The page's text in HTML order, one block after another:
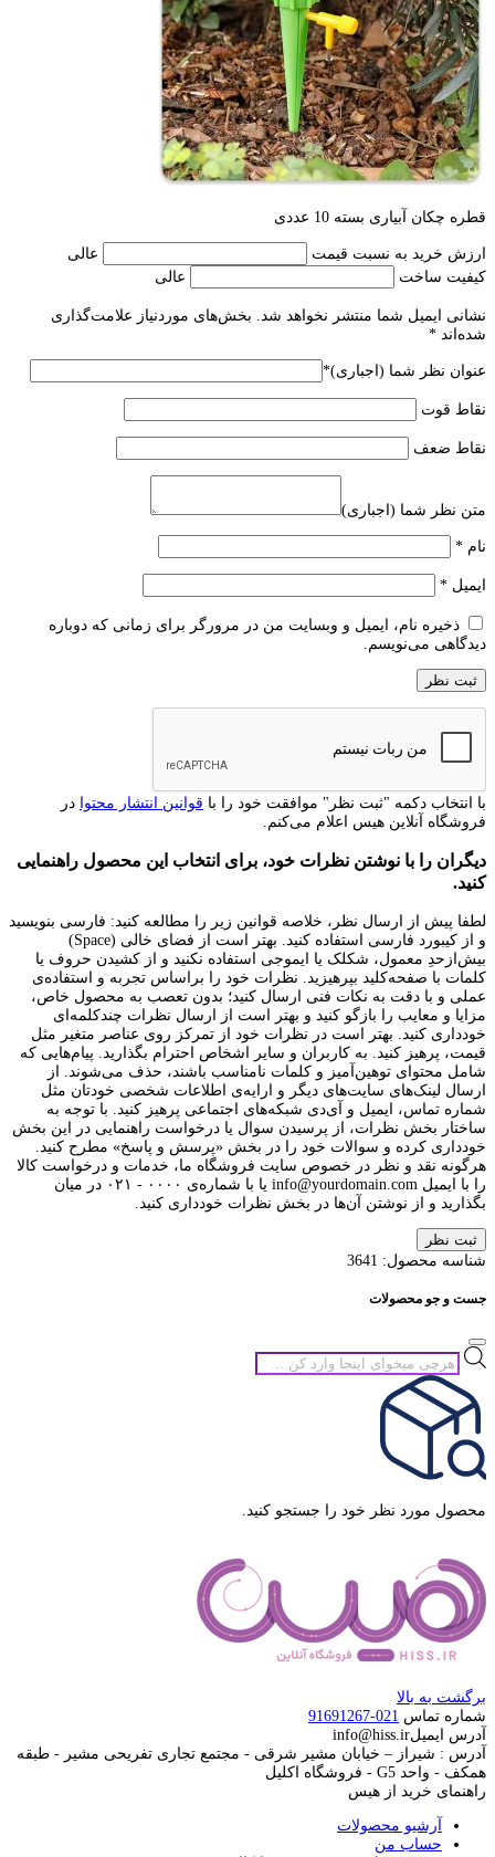
قطره چکان آبیاری بسته 10 عددی
ارزش خرید به نسبت قیمت
عالی
کیفیت ساخت
عالی
نشانی ایمیل شما منتشر نخواهد شد. بخش‌های موردنیاز علامت‌گذاری
شده‌اند *
عنوان نظر شما (اجباری)*
نقاط قوت
نقاط ضعف
متن نظر شما (اجباری)
نام *
ایمیل *
ذخیره نام، ایمیل و وبسایت من در مرورگر برای زمانی که دوباره
دیدگاهی می‌نویسم.
با انتخاب دکمه "ثبت نظر" موافقت خود را با قوانین انتشار محتوا در
فروشگاه آنلاین هیس اعلام می‌کنم.
دیگران را با نوشتن نظرات خود، برای انتخاب این محصول راهنمایی
کنید.
لطفا پیش از ارسال نظر، خلاصه قوانین زیر را مطالعه کنید: فارسی بنویسید
و از کیبورد فارسی استفاده کنید. بهتر است از فضای خالی (Space)
بیش‌از‌حدِ معمول، شکلک یا ایموجی استفاده نکنید و از کشیدن حروف یا
کلمات با صفحه‌کلید بپرهیزید. نظرات خود را براساس تجربه و استفاده‌ی
عملی و با دقت به نکات فنی ارسال کنید؛ بدون تعصب به محصول خاص،
مزایا و معایب را بازگو کنید و بهتر است از ارسال نظرات چندکلمه‌‌ای
خودداری کنید. بهتر است در نظرات خود از تمرکز روی عناصر متغیر مثل
قیمت، پرهیز کنید. به کاربران و سایر اشخاص احترام بگذارید. پیام‌هایی که
شامل محتوای توهین‌آمیز و کلمات نامناسب باشند، حذف می‌شوند. از
ارسال لینک‌های سایت‌های دیگر و ارایه‌ی اطلاعات شخصی خودتان مثل
شماره تماس، ایمیل و آی‌دی شبکه‌های اجتماعی پرهیز کنید. با توجه به
ساختار بخش نظرات، از پرسیدن سوال یا درخواست راهنمایی در این بخش
خودداری کرده و سوالات خود را در بخش «پرسش و پاسخ» مطرح کنید.
هرگونه نقد و نظر در خصوص سایت فروشگاه ما، خدمات و درخواست کالا
را با ایمیل info@yourdomain.com یا با شماره‌ی ۰۰۰۰ - ۰۲۱ در میان
بگذارید و از نوشتن آن‌ها در بخش نظرات خودداری کنید.
ثبت نظر
شناسه محصول: 3641
جست و جو محصولات
جستجوی
محصولات
محصول مورد نظر خود را جستجو کنید.
برگشت به بالا
شماره تماس 021-91691267
آدرس ایمیلinfo@hiss.ir
آدرس : شیراز – خیابان مشیر شرقی - مجتمع تجاری تفریحی مشیر - طبقه
همکف - واحد G5 - فروشگاه اکلیل
راهنمای خرید از هیس
آرشیو محصولات
حساب من